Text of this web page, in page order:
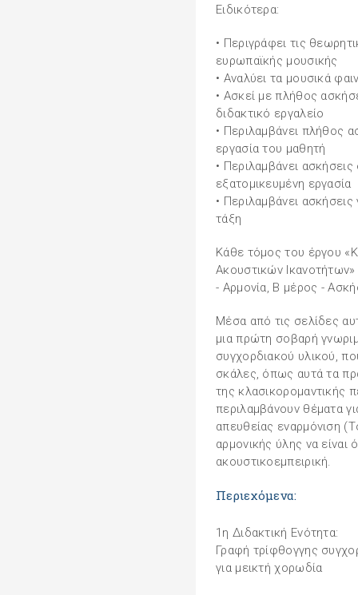
Ειδικότερα:
• Περιγράφει τις
ευρωπαϊκής μουσικής
• Αναλύει τα μουσικά
• Ασκεί με πλήθος
διδακτικό εργαλείο
• Περιλαμβάνει πλήθος
εργασία του μαθητή
• Περιλαμβάνει
εξατομικευμένη εργασία
• Περιλαμβάνει
τάξη
Κάθε τόμος του έργου
Ακουστικών
- Αρμονία, Β μέρος -
Μέσα από τις σελίδες
μια πρώτη σοβαρή
συγχορδιακού υλικού,
σκάλες, όπως αυτά τα
της κλασικορομαντικής
περιλαμβάνουν θέματα
απευθείας εναρμόνιση
αρμονικής ύλης να είναι
ακουστικοεμπειρική.
Περιεχόμενα:
1η Διδακτική Ενότητα:
Γραφή τρίφθογγης
για μεικτή χορωδία